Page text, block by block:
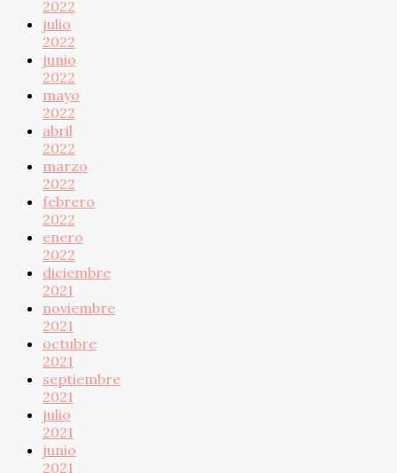
2022
julio
2022
junio
2022
mayo
2022
abril
2022
marzo
2022
febrero
2022
enero
2022
diciembre
2021
noviembre
2021
octubre
2021
septiembre
2021
julio
2021
junio
2021